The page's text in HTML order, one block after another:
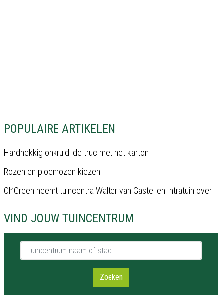
POPULAIRE ARTIKELEN
Hardnekkig onkruid: de truc met het karton
Rozen en pioenrozen kiezen
Oh’Green neemt tuincentra Walter van Gastel en Intratuin over
VIND JOUW TUINCENTRUM
Tuincentrum naam of stad
Zoeken